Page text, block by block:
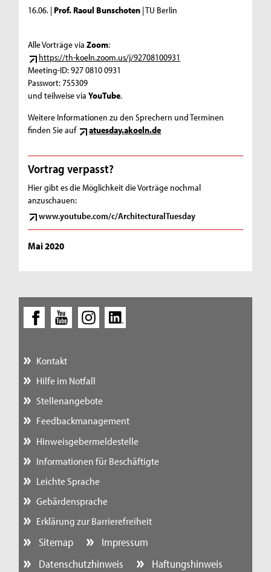
16.06. | Prof. Raoul Bunschoten | TU Berlin
Alle Vorträge viaZoom:
https://th-koeln.zoom.us/j/92708100931
Meeting-ID: 927 0810 0931
Passwort: 755309
und teilweise viaYouTube.
Weitere Informationen zu den Sprechern und Terminen
finden Sie auf
atuesday.akoeln.de
Vortrag verpasst?
Hier gibt es die Möglichkeit die Vorträge nochmal
anzuschauen:
www.youtube.com/c/ArchitecturalTuesday
Mai 2020
Kontakt
Hilfe im Notfall
Stellenangebote
Feedbackmanagement
Hinweisgebermeldestelle
Informationen für Beschäftigte
Leichte Sprache
Gebärdensprache
Erklärung zur Barrierefreiheit
Sitemap
Impressum
Datenschutzhinweis
Haftungshinweis